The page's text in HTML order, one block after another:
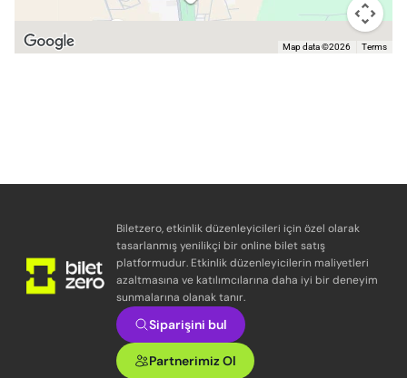
Map data ©2026 Terms
Biletzero, etkinlik düzenleyicileri için özel olarak
tasarlanmış yenilikçi bir online bilet satış
platformudur. Etkinlik düzenleyicilerin maliyetleri
azaltmasına ve katılımcılarına daha iyi bir deneyim
sunmalarına olanak tanır.
Siparişini bul
Partnerimiz Ol